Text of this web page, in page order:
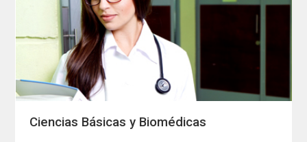
Ciencias Básicas y Biomédicas